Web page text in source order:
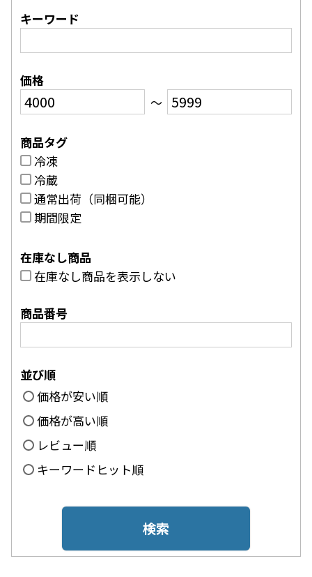
キーワード
価格
〜
商品タグ
冷凍
冷蔵
通常出荷（同梱可能）
期間限定
在庫なし商品
在庫なし商品を表示しない
商品番号
並び順
価格が安い順
価格が高い順
レビュー順
キーワードヒット順
検索